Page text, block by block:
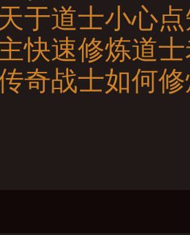
于道士小心
快速修炼道
奇战士如何